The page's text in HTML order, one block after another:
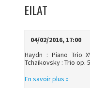
EILAT
04/02/2016, 17:00
Haydn : Piano Trio
Tchaikovsky : Trio op.
En savoir plus »